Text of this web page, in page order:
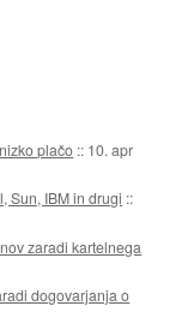
plačo :: 10. apr
Sun, IBM in drugi ::
zaradi kartelnega
dogovarjanja o